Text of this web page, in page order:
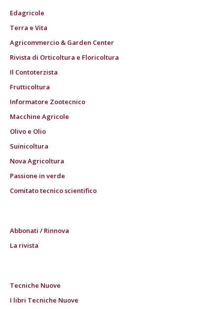
Edagricole
Terra e Vita
Agricommercio & Garden Center
Rivista di Orticoltura e Floricoltura
Il Contoterzista
Frutticoltura
Informatore Zootecnico
Macchine Agricole
Olivo e Olio
Suinicoltura
Nova Agricoltura
Passione in verde
Comitato tecnico scientifico
Abbonati / Rinnova
La rivista
Tecniche Nuove
I libri Tecniche Nuove